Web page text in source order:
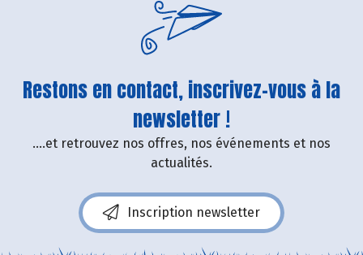
Restons en contact, inscrivez-vous à la
newsletter !
....et retrouvez nos offres, nos événements et nos
actualités.
Inscription newsletter